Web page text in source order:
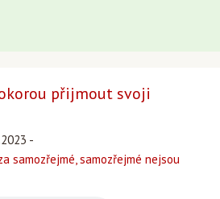
přijmout svoji
-
samozřejmé, samozřejmé nejsou